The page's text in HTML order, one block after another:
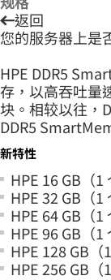
返回
您的服务器上是
HPE DDR5
存，以高吞吐量
块。相较以往，
DDR5
新特性
HPE 16 GB（
HPE 32 GB（
HPE 64 GB（
HPE 96 GB（
HPE 128 GB
HPE 256 GB